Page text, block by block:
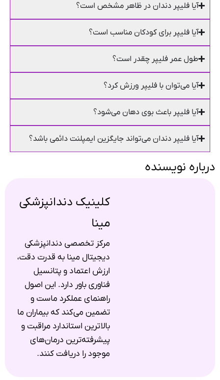
آیا فلیپر دندان در ظاهر مشخص است؟
آیا فلیپر برای کودکان مناسب است؟
طول عمر فلیپر چقدر است؟
آیا می‌توان با فلیپر ورزش کرد؟
آیا فلیپر باعث بوی دهان می‌شود؟
آیا فلیپر دندان می‌تواند جایگزین ایمپلنت دائمی باشد؟
درباره نویسنده
کلینیک دندانپزشکی
مینا
مرکز تخصصی دندانپزشکی
دیجیتال مینا به قدرت دقت،
ارزش اعتماد و پتانسیل
فناوری باور دارد. این اصول
راهنمای عملکرد ماست و
تضمین می‌کند که بیماران ما
بالاترین استاندارد مراقبت و
پیشرفته‌ترین درمان‌های
موجود را دریافت کنند.